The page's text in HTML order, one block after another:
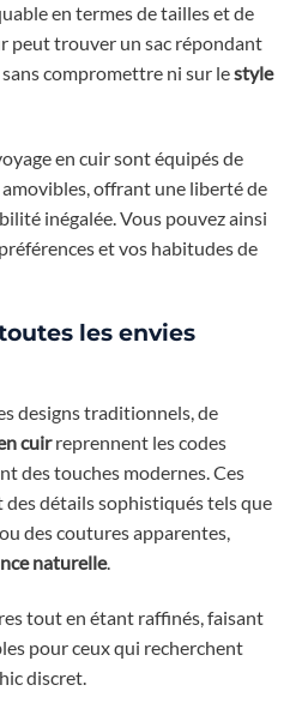
en termes de tailles et de
peut trouver un sac répondant
compromettre ni sur lestyle
en cuir sont équipés de
offrant une liberté de
inégalée. Vous pouvez ainsi
et vos habitudes de
les envies
designs traditionnels, de
cuirreprennent les codes
des touches modernes. Ces
détails sophistiqués tels que
des coutures apparentes,
naturelle.
tout en étant raffinés, faisant
pour ceux qui recherchent
discret.